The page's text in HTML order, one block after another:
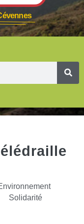
Solidarité